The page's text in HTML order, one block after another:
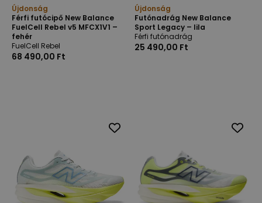
Újdonság
Férfi futócipő New Balance
FuelCell Rebel v5 MFCX1V1 –
fehér
FuelCell Rebel
68 490,00 Ft
Újdonság
Futónadrág New Balance
Sport Legacy – lila
Férfi futónadrág
25 490,00 Ft